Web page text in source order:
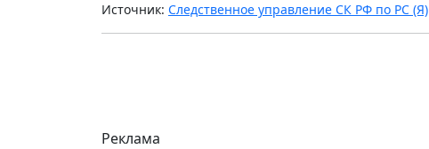
Источник: Следственное управление СК РФ по РС (Я)
Реклама